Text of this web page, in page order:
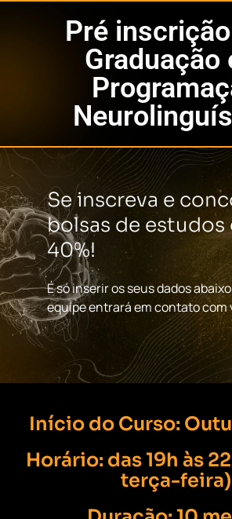
Pré
Graduação
Se inscreva e
bolsas de estudos
40%!
É só inserir os seus dados
equipe entrará em contato com
Início do Curso:
Horário: das 19h às
terça-feira)